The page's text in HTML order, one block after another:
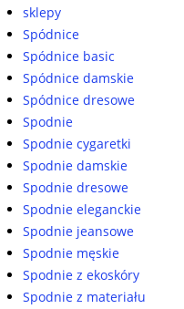
sklepy
Spódnice
Spódnice basic
Spódnice damskie
Spódnice dresowe
Spodnie
Spodnie cygaretki
Spodnie damskie
Spodnie dresowe
Spodnie eleganckie
Spodnie jeansowe
Spodnie męskie
Spodnie z ekoskóry
Spodnie z materiału